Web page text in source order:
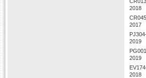
2018
2017
2019
2019
2018